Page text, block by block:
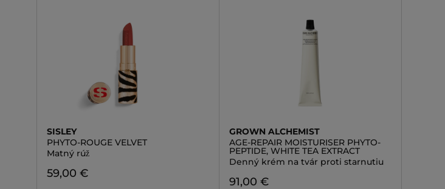
SISLEY
PHYTO-ROUGE VELVET
Matný rúž
59,00 €
GROWN ALCHEMIST
AGE-REPAIR MOISTURISER PHYTO-
PEPTIDE, WHITE TEA EXTRACT
Denný krém na tvár proti starnutiu
91,00 €